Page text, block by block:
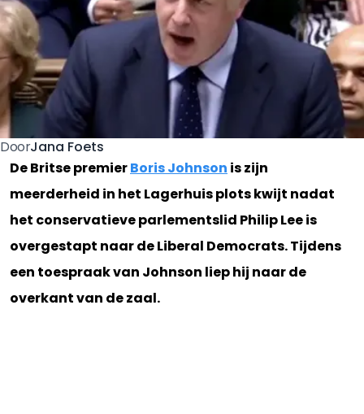
DoorJana Foets
De Britse premierBoris Johnson is zijn
meerderheid in het Lagerhuis plots kwijt nadat
het conservatieve parlementslid Philip Lee is
overgestapt naar de Liberal Democrats. Tijdens
een toespraak van Johnson liep hij naar de
overkant van de zaal.